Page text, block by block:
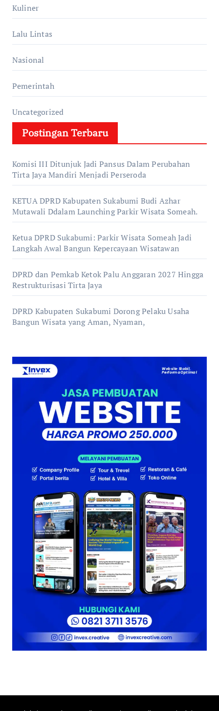
Kuliner
Lalu Lintas
Nasional
Pemerintah
Uncategorized
Postingan Terbaru
Komisi III Ditunjuk Jadi Pansus Dalam Perubahan
Tirta Jaya Mandiri Menjadi Perseroda
KETUA DPRD Kabupaten Sukabumi Budi Azhar
Mutawali Ddalam Launching Parkir Wisata Someah.
Ketua DPRD Sukabumi: Parkir Wisata Someah Jadi
Langkah Awal Bangun Kepercayaan Wisatawan
DPRD dan Pemkab Ketok Palu Anggaran 2027 Hingga
Restrukturisasi Tirta Jaya
DPRD Kabupaten Sukabumi Dorong Pelaku Usaha
Bangun Wisata yang Aman, Nyaman,